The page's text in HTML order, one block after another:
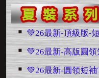
💚26最新-頂級版-
💚26最新-高版圓領
💚26最新-圓領短